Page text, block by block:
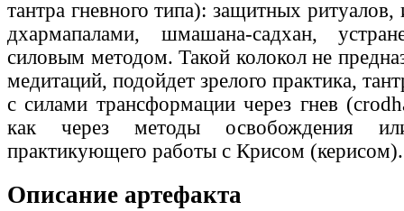
тантра гневного типа): защитных ритуалов,
дхармапалами, шмашана-садхан,
силовым методом. Такой колокол не
медитаций, подойдет зрелого практика,
с силами трансформации через гнев
как через методы освобождения
практикующего работы с Крисом (керисом).
Описание артефакта